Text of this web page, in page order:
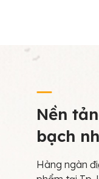
Nền
bạch
Hàng ngàn